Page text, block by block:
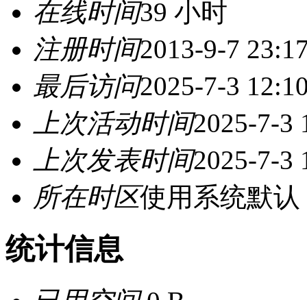
在线时间39 小时
注册时间2013-9-7
最后访问2025-7-3
上次活动时间2025-7-3
上次发表时间2025-7-3
所在时区使用系统默认
统计信息